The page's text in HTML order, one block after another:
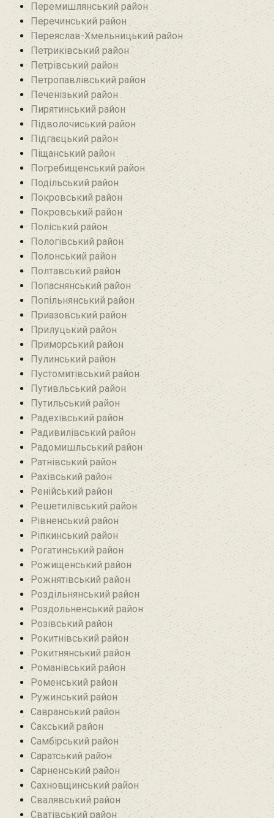
Перемишлянський район
Перечинський район
Переяслав-Хмельницький район
Петриківський район
Петрівський район‎
Петропавлівський район
Печенізький район
Пирятинський район
Підволочиський район
Підгаєцький район
Піщанський район
Погребищенський район
Подільський район
Покровський район
Покровський район
Поліський район
Пологівський район
Полонський район
Полтавський район
Попаснянський район
Попільнянський район‎
Приазовський район
Прилуцький район
Приморський район
Пулинський район
Пустомитівський район
Путивльський район‎
Путильський район
Радехівський район
Радивилівський район
Радомишльський район‎
Ратнівський район
Рахівський район
Ренійський район
Решетилівський район
Рівненський район
Ріпкинський район
Рогатинський район
Рожищенський район
Рожнятівський район
Роздільнянський район
Роздольненський район
Розівський район‎
Рокитнівський район
Рокитнянський район
Романівський район‎
Роменський район
Ружинський район
Савранський район‎
Сакський район
Самбірський район
Саратський район‎
Сарненський район
Сахновщинський район
Свалявський район
Сватівський район